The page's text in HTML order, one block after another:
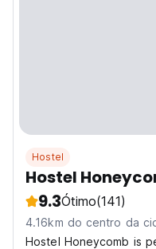
Hostel
Hostel
9.3Ótimo(141)
4.16km do centro da
Hostel Honeycomb is